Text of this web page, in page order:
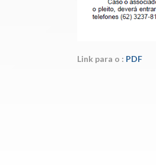
Link para o : PDF